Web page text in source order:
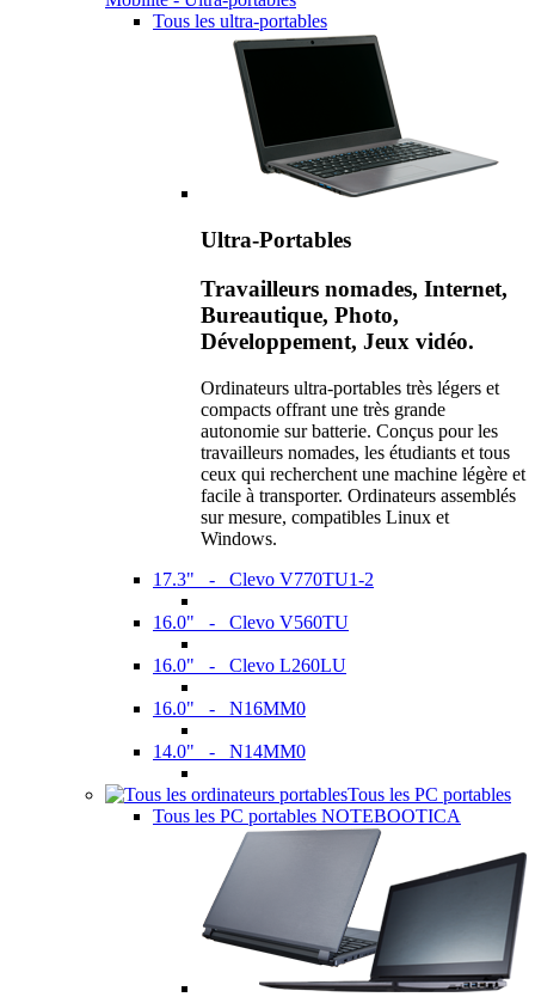
Tous les ultra-portables
Ultra-Portables
Travailleurs nomades, Internet,
Bureautique, Photo,
Développement, Jeux vidéo.
Ordinateurs ultra-portables très légers et
compacts offrant une très grande
autonomie sur batterie. Conçus pour les
travailleurs nomades, les étudiants et tous
ceux qui recherchent une machine légère et
facile à transporter. Ordinateurs assemblés
sur mesure, compatibles Linux et
Windows.
17.3" - Clevo V770TU1-2
16.0" - Clevo V560TU
16.0" - Clevo L260LU
16.0" - N16MM0
14.0" - N14MM0
Tous les PC portables
Tous les PC portables NOTEBOOTICA